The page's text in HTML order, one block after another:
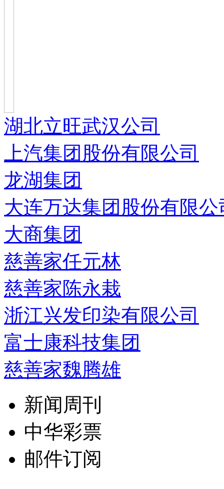
湖北立旺武汉公司
上汽集团股份有限公司
龙湖集团
大连万达集团股份有限公
大商集团
慈善家任元林
慈善家陈永栽
浙江兴发印染有限公司
富士康科技集团
慈善家魏腾雄
新闻周刊
中华彩票
邮件订阅